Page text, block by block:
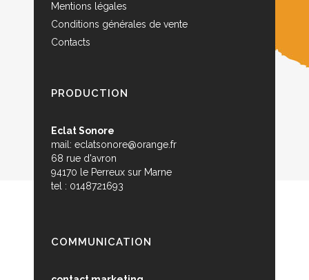
Mentions légales
Conditions générales de vente
Contacts
PRODUCTION
Eclat Sonore
mail: eclatsonore@orange.fr
68 rue d'avron
94170 le Perreux sur Marne
tel : 0148721693
COMMUNICATION